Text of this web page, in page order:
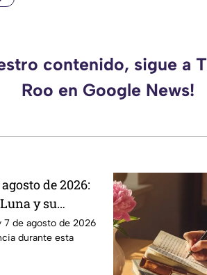
contenido, sigue a
Roo en Google News!
de 2026:
y su
7 de agosto de 2026
durante esta